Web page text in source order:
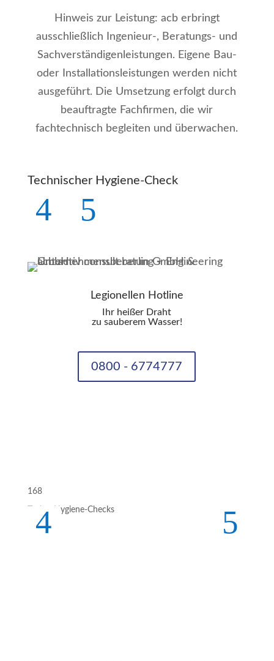
Hinweis zur Leistung: acb erbringt
ausschließlich Ingenieur-, Beratungs- und
Sachverständigenleistungen. Eigene Bau-
oder Installationsleistungen werden nicht
ausgeführt. Die Umsetzung erfolgt durch
beauftragte Fachfirmen, die wir
fachtechnisch begleiten und überwachen.
Technischer Hygiene-Check
Legionellen Hotline
Ihr heißer Draht
zu sauberem Wasser!
0800 - 6774777
168
Techn. Hygiene-Checks